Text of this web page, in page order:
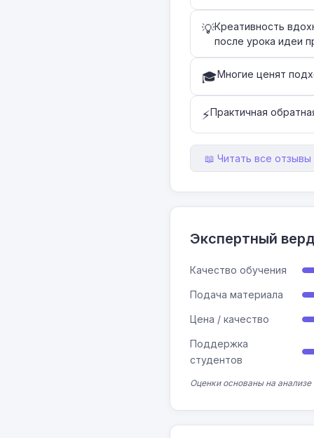
💡Креативность
после урока идеи
🎓Многие ценят
⚡Практичная
📖 Читать все отзывы
Экспертный
Качество обучения
Подача материала
Цена / качество
Поддержка
студентов
Оценки основаны на анализе